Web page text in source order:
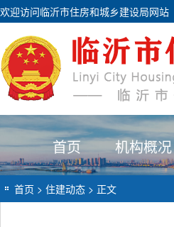
欢迎访问临沂市住房和城乡建设局网站
首页 机构概况
首页 > 住建动态 > 正文